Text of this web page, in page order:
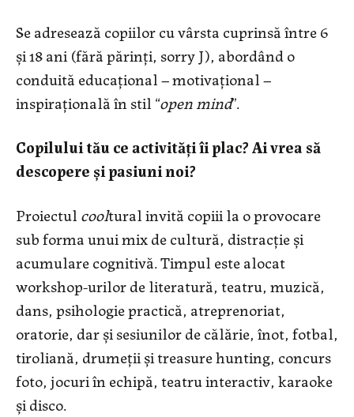
Se adresează copiilor cu vârsta cuprinsă între 6
și 18 ani (fără părinți, sorry J), abordând o
conduită educațional – motivațional –
inspiraţională în stil “open mind”.
Copilului tău ce activități îi plac? Ai vrea să
descopere și pasiuni noi?
Proiectul cooltural invită copiii la o provocare
sub forma unui mix de cultură, distracție și
acumulare cognitivă. Timpul este alocat
workshop-urilor de literatură, teatru, muzică,
dans, psihologie practică, atreprenoriat,
oratorie, dar și sesiunilor de călărie, înot, fotbal,
tiroliană, drumeții și treasure hunting, concurs
foto, jocuri în echipă, teatru interactiv, karaoke
și disco.